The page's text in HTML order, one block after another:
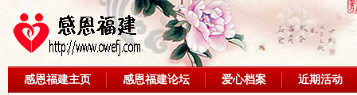
感恩福建主页 感恩福建论坛 爱心档案 近期活动